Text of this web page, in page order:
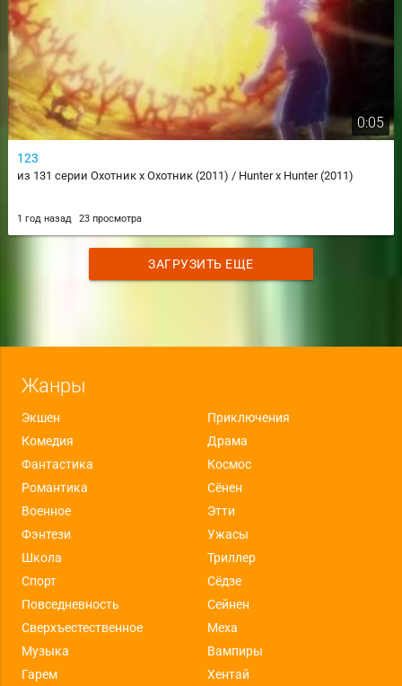
0:05
123
из 131 серии Охотник х Охотник (2011) / Hunter x Hunter (2011)
1 год назад 23 просмотра
ЗАГРУЗИТЬ ЕЩЕ
Жанры
Экшен
Приключения
Комедия
Драма
Фантастика
Космос
Романтика
Сёнен
Военное
Этти
Фэнтези
Ужасы
Школа
Триллер
Спорт
Сёдзе
Повседневность
Сейнен
Сверхъестественное
Меха
Музыка
Вампиры
Гарем
Хентай